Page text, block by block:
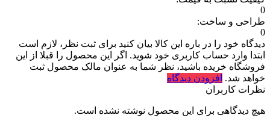
0
طراحی و ساخت:
0
دیدگاه خود را در باره این کالا بیان کنید برای ثبت نظر، لازم است
ابتدا وارد حساب کاربری خود شوید. اگر این محصول را قبلا از این
فروشگاه خریده باشید، نظر شما به عنوان مالک محصول ثبت
خواهد شد. افزودن دیدگاه
نظرات کاربران
هیچ دیدگاهی برای این محصول نوشته نشده است.